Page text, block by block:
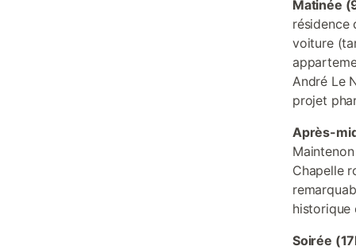
Matinée
résidence
voiture
André Le
projet
Après-
Chapelle
historique
Soirée